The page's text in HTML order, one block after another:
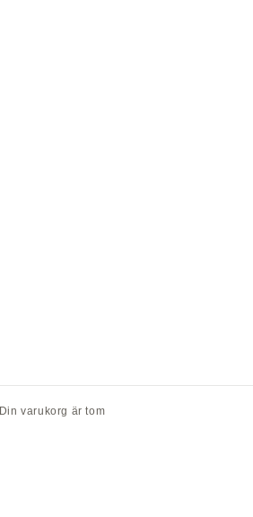
Din varukorg är tom